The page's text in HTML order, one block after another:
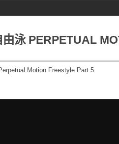
泳 PERPETUAL
Motion Freestyle Part 5